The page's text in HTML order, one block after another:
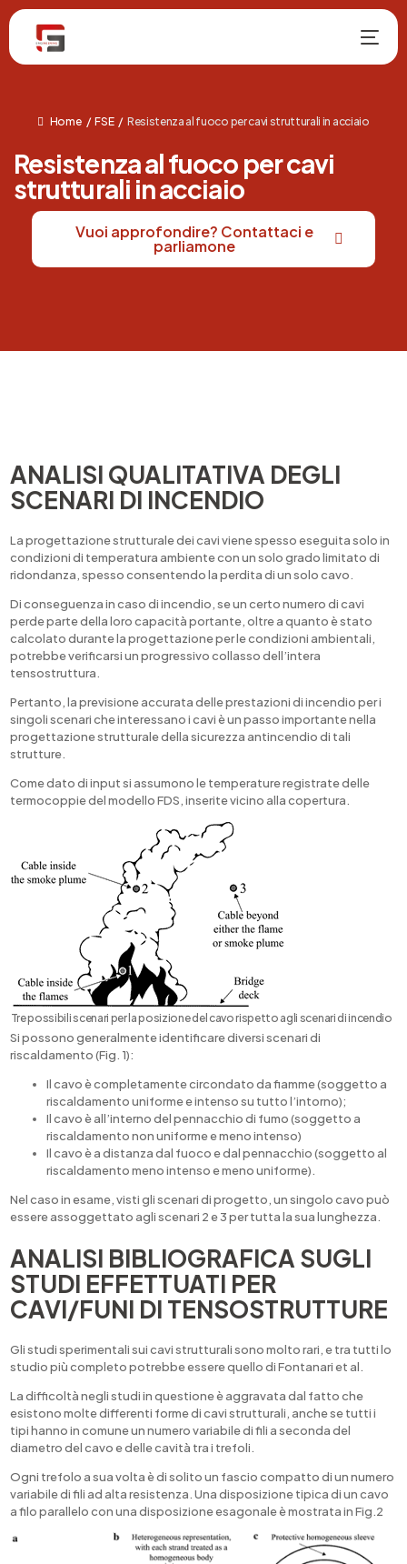
Home FSE Resistenza al fuoco per cavi strutturali in acciaio
Resistenza al fuoco per cavi
strutturali in acciaio
Vuoi approfondire? Contattaci e
parliamone
ANALISI QUALITATIVA DEGLI
SCENARI DI INCENDIO
La progettazione strutturale dei cavi viene spesso eseguita solo in
condizioni di temperatura ambiente con un solo grado limitato di
ridondanza, spesso consentendo la perdita di un solo cavo.
Di conseguenza in caso di incendio, se un certo numero di cavi
perde parte della loro capacità portante, oltre a quanto è stato
calcolato durante la progettazione per le condizioni ambientali,
potrebbe verificarsi un progressivo collasso dell’intera
tensostruttura.
Pertanto, la previsione accurata delle prestazioni di incendio per i
singoli scenari che interessano i cavi è un passo importante nella
progettazione strutturale della sicurezza antincendio di tali
strutture.
Come dato di input si assumono le temperature registrate delle
termocoppie del modello FDS, inserite vicino alla copertura.
Tre possibili scenari per la posizione del cavo rispetto agli scenari di incendio
Si possono generalmente identificare diversi scenari di
riscaldamento (Fig. 1):
Il cavo è completamente circondato da fiamme (soggetto a
riscaldamento uniforme e intenso su tutto l’intorno);
Il cavo è all’interno del pennacchio di fumo (soggetto a
riscaldamento non uniforme e meno intenso)
Il cavo è a distanza dal fuoco e dal pennacchio (soggetto al
riscaldamento meno intenso e meno uniforme).
Nel caso in esame, visti gli scenari di progetto, un singolo cavo può
essere assoggettato agli scenari 2 e 3 per tutta la sua lunghezza.
ANALISI BIBLIOGRAFICA SUGLI
STUDI EFFETTUATI PER
CAVI/FUNI DI TENSOSTRUTTURE
Gli studi sperimentali sui cavi strutturali sono molto rari, e tra tutti lo
studio più completo potrebbe essere quello di Fontanari et al.
La difficoltà negli studi in questione è aggravata dal fatto che
esistono molte differenti forme di cavi strutturali, anche se tutti i
tipi hanno in comune un numero variabile di fili a seconda del
diametro del cavo e delle cavità tra i trefoli.
Ogni trefolo a sua volta è di solito un fascio compatto di un numero
variabile di fili ad alta resistenza. Una disposizione tipica di un cavo
a filo parallelo con una disposizione esagonale è mostrata in Fig.2
NUOVO